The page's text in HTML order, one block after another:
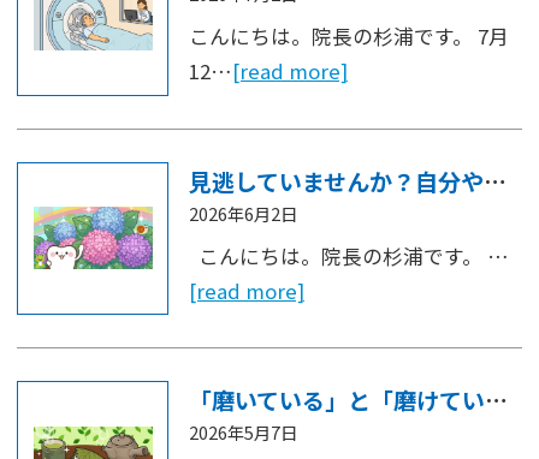
こんにちは。院長の杉浦です。 7月
12…[read more]
見逃していませんか？自分や家族のお口の機能低下のサイン
2026年6月2日
こんにちは。院長の杉浦です。 …
[read more]
「磨いている」と「磨けている」は別物!?歯ブラシが届かない汚れの対策
2026年5月7日